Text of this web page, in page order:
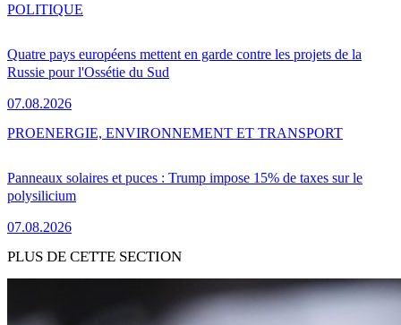
Quatre pays européens mettent en garde contre les projets de la
Russie pour l'Ossétie du Sud
07.08.2026
POLITIQUE
Panneaux solaires et puces : Trump impose 15% de taxes sur le
polysilicium
07.08.2026
PROENERGIE, ENVIRONNEMENT ET TRANSPORT
PLUS DE CETTE SECTION